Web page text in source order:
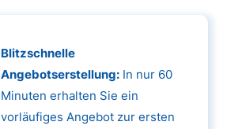
Blitzschnelle
Angebotserstellung:In nur 60
Minuten erhalten Sie ein
vorläufiges Angebot zur ersten